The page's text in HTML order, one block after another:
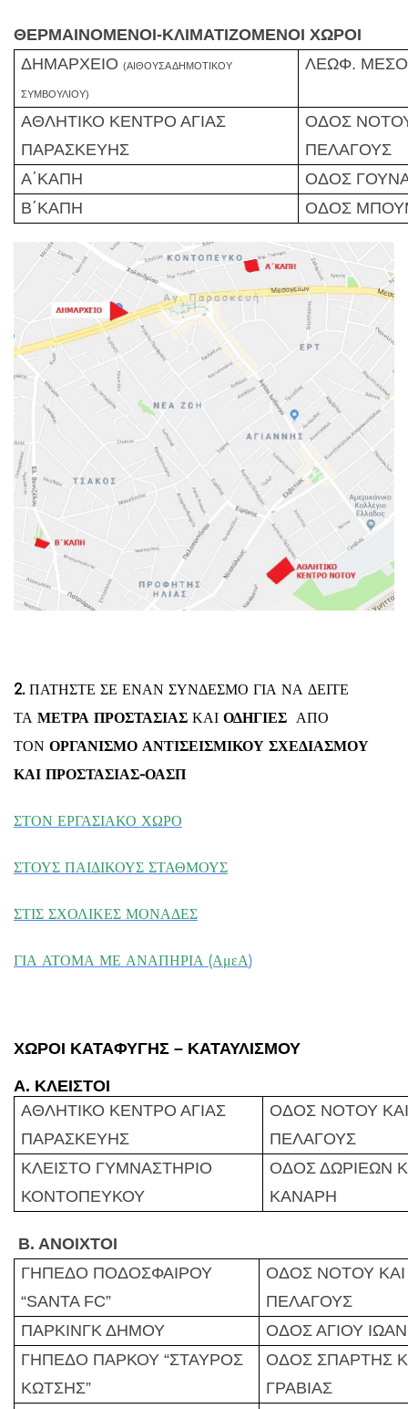
ΘΕΡΜΑΙΝΟΜΕΝΟΙ-ΚΛΙΜΑΤΙΖΟΜΕΝΟΙ ΧΩΡΟΙ
ΔΗΜΑΡΧΕΙΟ(ΑΙΘΟΥΣΑ ΔΗΜΟΤΙΚΟΥ
ΣΥΜΒΟΥΛΙΟΥ)
ΛΕΩΦ.
ΑΘΛΗΤΙΚΟ ΚΕΝΤΡΟ ΑΓΙΑΣ
ΠΑΡΑΣΚΕΥΗΣ
ΟΔΟΣ ΝΟΤΟΥ
ΠΕΛΑΓΟΥΣ
Α΄ΚΑΠΗ
ΟΔΟΣ
Β΄ΚΑΠΗ
ΟΔΟΣ
2.ΠΑΤΗΣΤΕ ΣΕ ΕΝΑΝ ΣΥΝΔΕΣΜΟ ΓΙΑ ΝΑ ΔΕΙΤΕ
ΤΑ ΜΕΤΡΑ ΠΡΟΣΤΑΣΙΑΣ ΚΑΙ ΟΔΗΓΙΕΣ ΑΠΟ
ΤΟΝ ΟΡΓΑΝΙΣΜΟ ΑΝΤΙΣΕΙΣΜΙΚΟΥ ΣΧΕΔΙΑΣΜΟΥ
ΚΑΙ ΠΡΟΣΤΑΣΙΑΣ-ΟΑΣΠ
ΣΤΟΝ ΕΡΓΑΣΙΑΚΟ ΧΩΡΟ
ΣΤΟΥΣ ΠΑΙΔΙΚΟΥΣ ΣΤΑΘΜΟΥΣ
ΣΤΙΣ ΣΧΟΛΙΚΕΣ ΜΟΝΑΔΕΣ
ΓΙΑ ΑΤΟΜΑ ΜΕ ΑΝΑΠΗΡΙΑ (ΑμεΑ)
ΧΩΡΟΙ ΚΑΤΑΦΥΓΗΣ – ΚΑΤΑΥΛΙΣΜΟΥ
Α. ΚΛΕΙΣΤΟΙ
ΑΘΛΗΤΙΚΟ ΚΕΝΤΡΟ ΑΓΙΑΣ
ΠΑΡΑΣΚΕΥΗΣ
ΟΔΟΣ ΝΟΤΟΥ ΚΑΙ
ΠΕΛΑΓΟΥΣ
ΚΛΕΙΣΤΟ ΓΥΜΝΑΣΤΗΡΙΟ
ΚΟΝΤΟΠΕΥΚΟΥ
ΟΔΟΣ ΔΩΡΙΕΩΝ
ΚΑΝΑΡΗ
Β. ΑΝΟΙΧΤΟΙ
ΓΗΠΕΔΟ ΠΟΔΟΣΦΑΙΡΟΥ
“SANTA FC”
ΟΔΟΣ ΝΟΤΟΥ ΚΑΙ
ΠΕΛΑΓΟΥΣ
ΠΑΡΚΙΝΓΚ ΔΗΜΟΥ
ΟΔΟΣ ΑΓΙΟΥ
ΓΗΠΕΔΟ ΠΑΡΚΟΥ“ΣΤΑΥΡΟΣ
ΚΩΤΣΗΣ”
ΟΔΟΣ ΣΠΑΡΤΗΣ
ΓΡΑΒΙΑΣ